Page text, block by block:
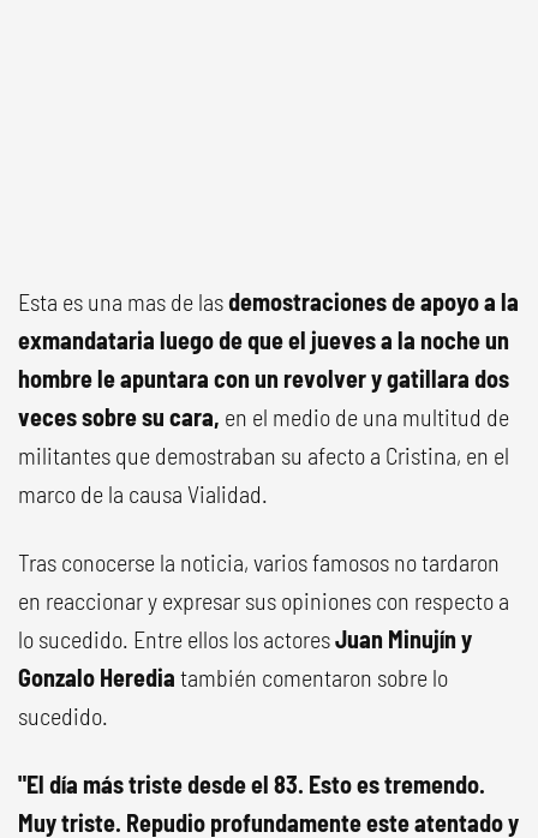
Esta es una mas de lasdemostraciones de apoyo a la
exmandataria luego de que el jueves a la noche un
hombre le apuntara con un revolver y gatillara dos
veces sobre su cara, en el medio de una multitud de
militantes que demostraban su afecto a Cristina, en el
marco de la causa Vialidad.
Tras conocerse la noticia, varios famosos no tardaron
en reaccionar y expresar sus opiniones con respecto a
lo sucedido. Entre ellos los actoresJuan Minujín y
Gonzalo Heredia también comentaron sobre lo
sucedido.
"El día más triste desde el 83. Esto es tremendo.
Muy triste. Repudio profundamente este atentado y